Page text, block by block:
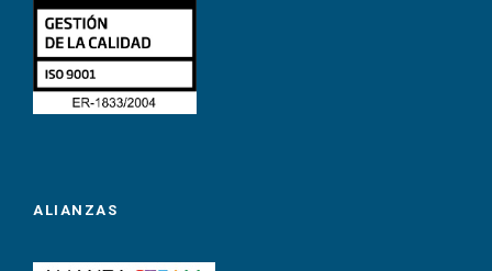
ALIANZAS